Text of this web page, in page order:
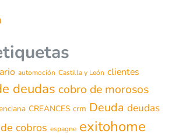
automoción Castilla y León clientes
deudas cobro de morosos
CREANCES crm Deuda deudas
cobros espagne exitohome